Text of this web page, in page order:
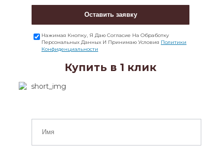
Оставить заявку
Нажимая Кнопку, Я Даю Согласие На Обработку
Персональных Данных И Принимаю Условия Политики
Конфиденциальности
Купить в 1 клик